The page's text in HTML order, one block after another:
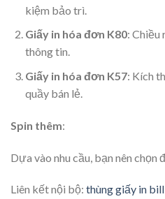
kiệm bảo trì.
Giấy in hóa đơn K80: Chiều
thông tin.
Giấy in hóa đơn K57: Kích
quầy bán lẻ.
Spin thêm:
Dựa vào nhu cầu, bạn nên chọn
Liên kết nội bộ: thùng giấy in bill